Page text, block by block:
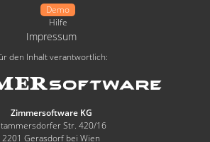
Demo
Hilfe
Impressum
den Inhalt verantwortlich:
Zimmersoftware KG
Str. 420/16
2201 Gerasdorf bei Wien